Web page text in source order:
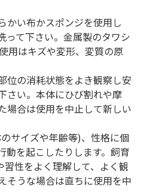
かい布かスポンジを使用し
って下さい。金属製のタワシ
用はキズや変形、変質の原
位の消耗状態をよき観察し安
さい。本体にひび割れや摩
場合は使用を中止して新しい
サイズや年齢等)、性格に個
動を起こしたりします。飼育
性をよく理解して、よく観
そうな場合は直ちに使用を中